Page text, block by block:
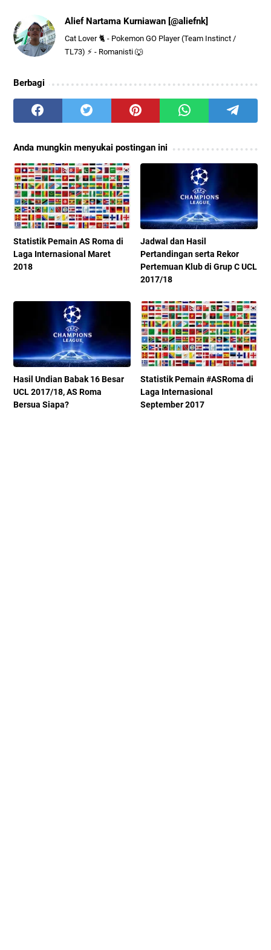
Alief Nartama Kurniawan [@aliefnk]
Cat Lover 🐈 - Pokemon GO Player (Team Instinct /
TL73) ⚡ - Romanisti 🐺
Berbagi
Anda mungkin menyukai postingan ini
Statistik Pemain AS Roma di
Laga Internasional Maret
2018
Jadwal dan Hasil
Pertandingan serta Rekor
Pertemuan Klub di Grup C UCL
2017/18
Hasil Undian Babak 16 Besar
UCL 2017/18, AS Roma
Bersua Siapa?
Statistik Pemain #ASRoma di
Laga Internasional
September 2017